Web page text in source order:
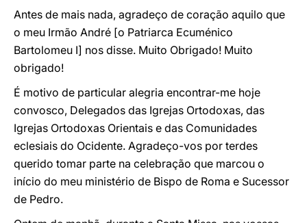
Antes de mais nada, agradeço de coração aquilo que
o meu Irmão André [o Patriarca Ecuménico
Bartolomeu I] nos disse. Muito Obrigado! Muito
obrigado!
É motivo de particular alegria encontrar-me hoje
convosco, Delegados das Igrejas Ortodoxas, das
Igrejas Ortodoxas Orientais e das Comunidades
eclesiais do Ocidente. Agradeço-vos por terdes
querido tomar parte na celebração que marcou o
início do meu ministério de Bispo de Roma e Sucessor
de Pedro.